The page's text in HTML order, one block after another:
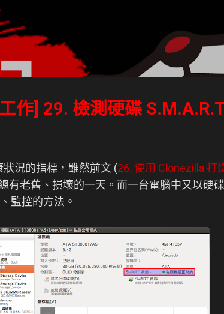
作] 29. 檢測硬碟
況的指標，雖然前文 (26. 使用 Clonezilla 打
有老舊、損壞的一天。而一台電腦中又以硬
監控的方法。